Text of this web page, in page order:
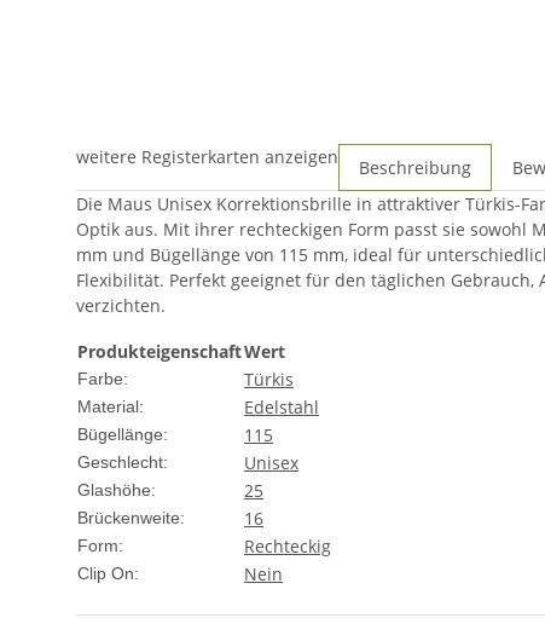
weitere Registerkarten anzeigen Beschreibung
Die Maus Unisex Korrektionsbrille in attraktiver Türkis-
Optik aus. Mit ihrer rechteckigen Form passt sie sowohl
mm und Bügellänge von 115 mm, ideal für
Flexibilität. Perfekt geeignet für den täglichen
verzichten.
ProdukteigenschaftWert
Farbe: Türkis
Material: Edelstahl
Bügellänge: 115
Geschlecht: Unisex
Glashöhe: 25
Brückenweite: 16
Form: Rechteckig
Clip On: Nein